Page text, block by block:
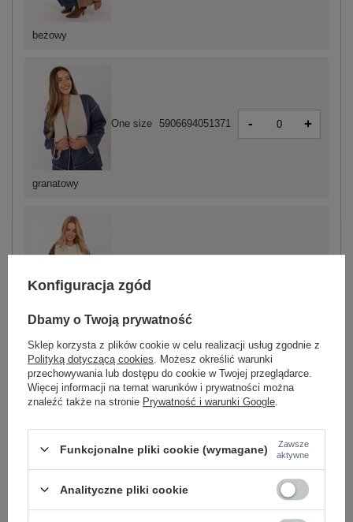
granatowy
One size 5906694051371 - +
beżowy
Zobacz wszystkie kolory (+1)
ZALOGUJ SIĘ I ZOBACZ CENĘ
Masz pytanie? Chętnie pomożemy.
Zadzwoń+48 601 547 740 Zadaj pytanie
Konfiguracja zgód
Dbamy o Twoją prywatność
Sklep korzysta z plików cookie w celu realizacji usług zgodnie z
Polityką dotyczącą cookies . Możesz określić warunki
przechowywania lub dostępu do cookie w Twojej przeglądarce.
Więcej informacji na temat warunków i prywatności można
znaleźć także na stronie Prywatność i warunki Google
Funkcjonalne pliki cookie (wymagane)
Zawsze
aktywne
Analityczne pliki cookie